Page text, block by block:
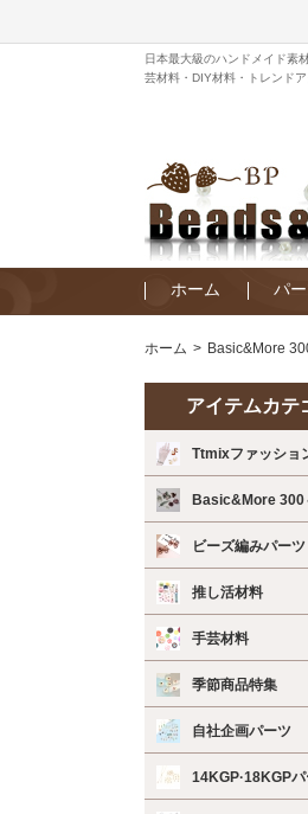
日本最大級のハンドメイド素
芸材料・DIY材料・トレンド
ホーム パ
ホーム Basic&More
アイテムカテ
Ttmixファッショ
Basic&More 300
ビーズ編みパーツ
推し活材料
手芸材料
季節商品特集
自社企画パーツ
14KGP·18KGPパ